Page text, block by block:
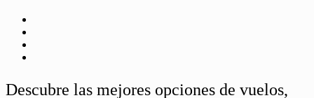
Descubre las mejores opciones de vuelos,